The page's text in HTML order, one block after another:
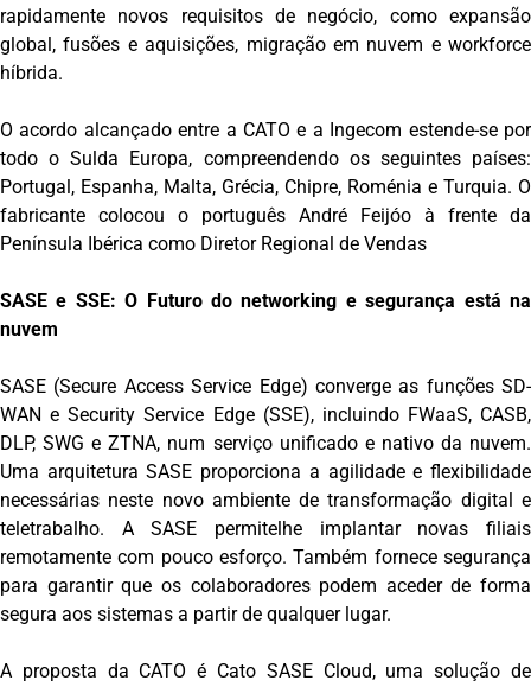
rapidamente novos requisitos de negócio, como expansão
global, fusões e aquisições, migração em nuvem e workforce
híbrida.
O acordo alcançado entre a CATO e a Ingecom estende-se por
todo o Sulda Europa, compreendendo os seguintes países:
Portugal, Espanha, Malta, Grécia, Chipre, Roménia e Turquia. O
fabricante colocou o português André Feijóo à frente da
Península Ibérica como Diretor Regional de Vendas
SASE e SSE: O Futuro do networking e segurança está na
nuvem
SASE (Secure Access Service Edge) converge as funções SD-
WAN e Security Service Edge (SSE), incluindo FWaaS, CASB,
DLP, SWG e ZTNA, num serviço unificado e nativo da nuvem.
Uma arquitetura SASE proporciona a agilidade e flexibilidade
necessárias neste novo ambiente de transformação digital e
teletrabalho. A SASE permitelhe implantar novas filiais
remotamente com pouco esforço. Também fornece segurança
para garantir que os colaboradores podem aceder de forma
segura aos sistemas a partir de qualquer lugar.
A proposta da CATO é Cato SASE Cloud, uma solução de